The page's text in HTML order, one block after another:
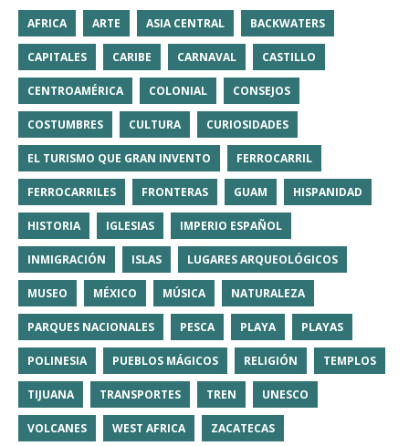
AFRICA ARTE ASIA CENTRAL BACKWATERS
CAPITALES CARIBE CARNAVAL CASTILLO
CENTROAMÉRICA COLONIAL CONSEJOS
COSTUMBRES CULTURA CURIOSIDADES
EL TURISMO QUE GRAN INVENTO FERROCARRIL
FERROCARRILES FRONTERAS GUAM HISPANIDAD
HISTORIA IGLESIAS IMPERIO ESPAÑOL
INMIGRACIÓN ISLAS LUGARES ARQUEOLÓGICOS
MUSEO MÉXICO MÚSICA NATURALEZA
PARQUES NACIONALES PESCA PLAYA PLAYAS
POLINESIA PUEBLOS MÁGICOS RELIGIÓN TEMPLOS
TIJUANA TRANSPORTES TREN UNESCO
VOLCANES WEST AFRICA ZACATECAS